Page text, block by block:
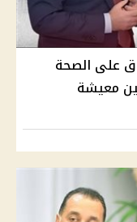
على الصحة
معيشة